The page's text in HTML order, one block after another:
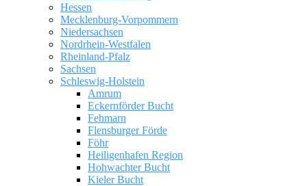
Spotnetz.de
WINDSURFING
KITESURFING
Hessen
Mecklenburg-Vorpommern
Niedersachsen
Nordrhein-Westfalen
Rheinland-Pfalz
Sachsen
Schleswig-Holstein
Amrum
Eckernförder Bucht
Fehmarn
Flensburger Förde
Föhr
Heiligenhafen Region
Hohwachter Bucht
Kieler Bucht